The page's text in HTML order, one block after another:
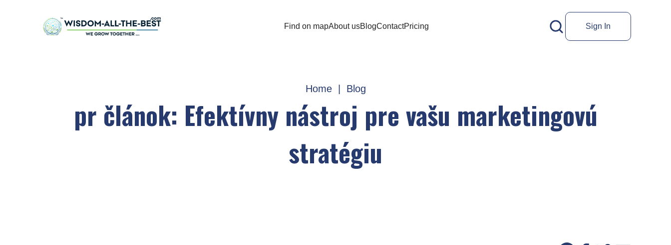
Find on mapAbout usBlogContactPricing Sign In
Home| Blog
pr článok: Efektívny nástroj pre vašu marketingovú
stratégiu